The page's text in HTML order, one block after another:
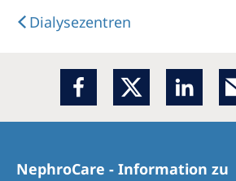
Dialysezentren
NephroCare - Information zu